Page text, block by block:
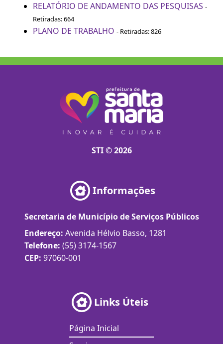
RELATÓRIO DE ANDAMENTO DAS PESQUISAS -
Retiradas: 664
PLANO DE TRABALHO - Retiradas: 826
STI © 2026
Informações
Secretaria de Município de Serviços Públicos
Endereço: Avenida Hélvio Basso, 1281
Telefone: (55) 3174-1567
CEP: 97060-001
Links Úteis
Página Inicial